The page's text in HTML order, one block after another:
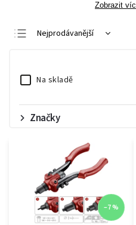
Zobrazit
Nejprodávanější
Na skladě
Značky
–7 %